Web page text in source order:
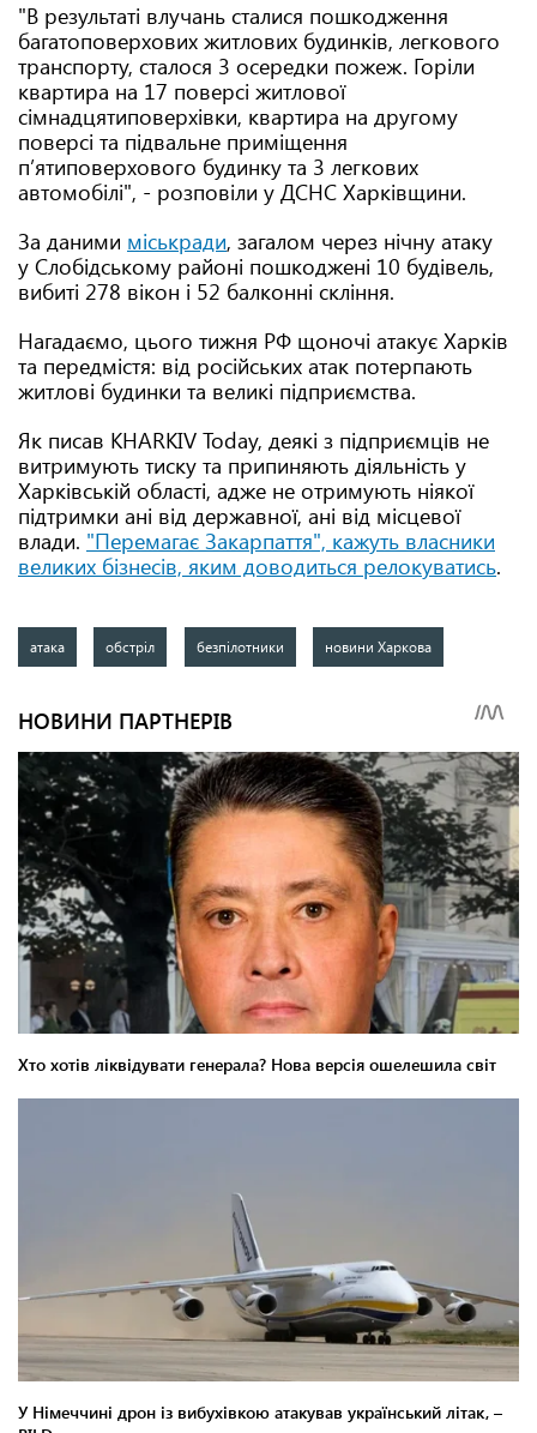
"В результаті влучань сталися пошкодження
багатоповерхових житлових будинків, легкового
транспорту, сталося 3 осередки пожеж. Горіли
квартира на 17 поверсі житлової
сімнадцятиповерхівки, квартира на другому
поверсі та підвальне приміщення
п’ятиповерхового будинку та 3 легкових
автомобілі", - розповіли у ДСНС Харківщини.
За даними міськради, загалом через нічну атаку
у Слобідському районі пошкоджені 10 будівель,
вибиті 278 вікон і 52 балконні скління.
Нагадаємо, цього тижня РФ щоночі атакує Харків
та передмістя: від російських атак потерпають
житлові будинки та великі підприємства.
Як писав KHARKIV Today, деякі з підприємців не
витримують тиску та припиняють діяльність у
Харківській області, адже не отримують ніякої
підтримки ані від державної, ані від місцевої
влади. "Перемагає Закарпаття", кажуть власники
великих бізнесів, яким доводиться релокуватись.
атака обстріл безпілотники новини Харкова